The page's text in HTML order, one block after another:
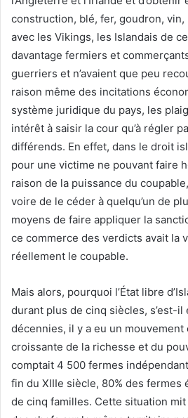
construction, blé, fer, goudron, vin,
avec les Vikings, les Islandais de
davantage fermiers et
guerriers et n’avaient que peu
raison même des incitations
système juridique du pays, les
intérêt à saisir la cour qu’à régler
différends. En effet, dans le droit
pour une victime ne pouvant faire
raison de la puissance du
voire de le céder à quelqu’un de
moyens de faire appliquer la
ce commerce des verdicts avait la
réellement le coupable.
Mais alors, pourquoi l’État libre
durant plus de cinq siècles, s’est-
décennies, il y a eu un
croissante de la richesse et du
comptait 4 500 fermes
fin du XIIIe siècle, 80% des fermes
de cinq familles. Cette situation